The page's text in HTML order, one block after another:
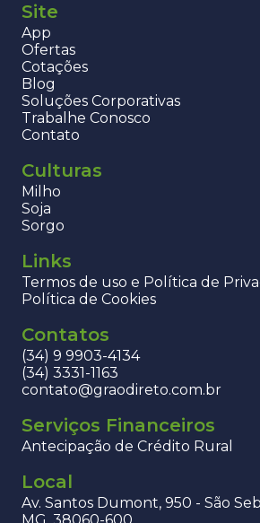
Site
App
Ofertas
Cotações
Blog
Soluções Corporativas
Trabalhe Conosco
Contato
Culturas
Milho
Soja
Sorgo
Links
Termos de uso e Política de
Política de Cookies
Contatos
(34) 9 9903-4134
(34) 3331-1163
contato@graodireto.com.br
Serviços Financeiros
Antecipação de Crédito Rural
Local
Av. Santos Dumont, 950 - São